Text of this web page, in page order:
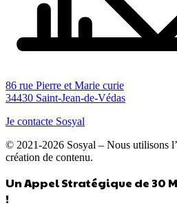
86 rue Pierre et Marie curie
34430 Saint-Jean-de-Védas
Je contacte Sosyal
© 2021-2026 Sosyal – Nous utilisons
création de contenu.
Un Appel Stratégique de 30
!